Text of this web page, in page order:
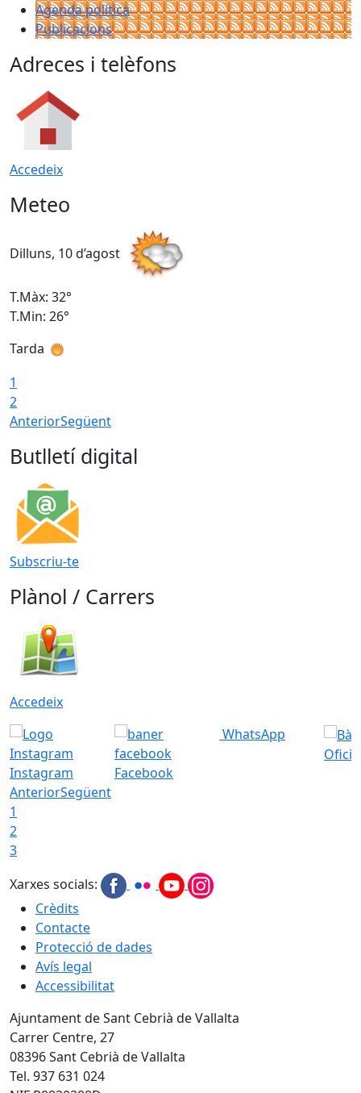
Agenda política
Publicacions
Adreces i telèfons
Accedeix
Meteo
Dilluns, 10 d’agost
T.Màx: 32°
T.Min: 26°
Tarda
1
2
AnteriorSegüent
Butlletí digital
Subscriu-te
Plànol / Carrers
Accedeix
Instagram Facebook
WhatsApp
AnteriorSegüent
1
2
3
Xarxes socials:
Crèdits
Contacte
Protecció de dades
Avís legal
Accessibilitat
Ajuntament de Sant Cebrià de Vallalta
Carrer Centre, 27
08396 Sant Cebrià de Vallalta
Tel. 937 631 024